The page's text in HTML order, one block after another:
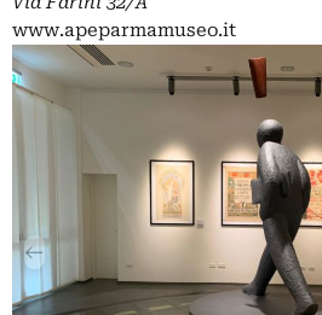
www.apeparmamuseo.it